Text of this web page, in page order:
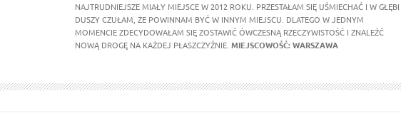
NAJTRUDNIEJSZE MIAŁY MIEJSCE W 2012 ROKU. PRZESTAŁAM SIĘ UŚMIECHAĆ I W GŁĘBI
DUSZY CZUŁAM, ŻE POWINNAM BYĆ W INNYM MIEJSCU. DLATEGO W JEDNYM
MOMENCIE ZDECYDOWAŁAM SIĘ ZOSTAWIĆ ÓWCZESNĄ RZECZYWISTOŚĆ I ZNALEŹĆ
NOWĄ DROGĘ NA KAŻDEJ PŁASZCZYŹNIE. MIEJSCOWOŚĆ: WARSZAWA